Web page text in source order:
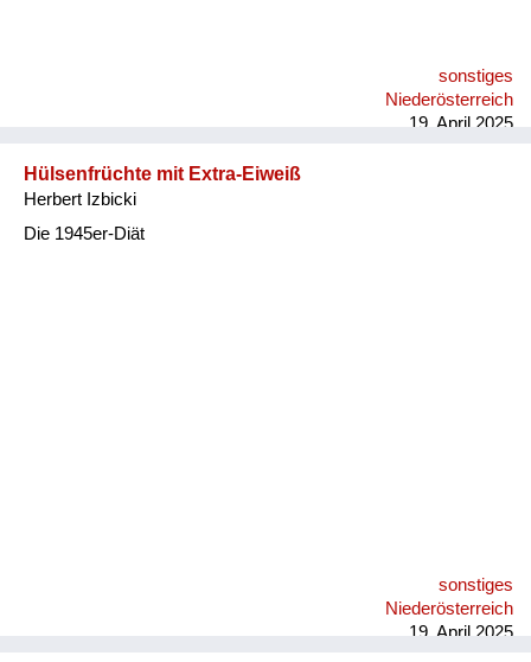
sonstiges
Niederösterreich
19. April 2025
Hülsenfrüchte mit Extra-Eiweiß
Herbert Izbicki
Die 1945er-Diät
sonstiges
Niederösterreich
19. April 2025